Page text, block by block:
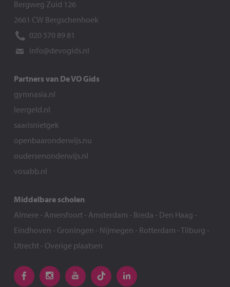
Bergweg Zuid 126
2661 CW Bergschenhoek
020 570 89 81
info@devogids.nl
Partners van De VO Gids
gymnasia.nl
leergeld.nl
saarisnietgek
openbaaronderwijs.nu
oudersenonderwijs.nl
vosabb.nl
Middelbare scholen
Almere - Amersfoort- Amsterdam - Breda - Den Haag -
Eindhoven - Groningen - Nijmegen - Rotterdam -Tilburg -
Utrecht- Overige plaatsen